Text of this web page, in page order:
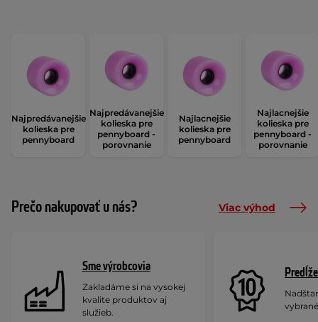
Najpredávanejšie
kolieska pre
pennyboard
Najpredávanejšie
kolieska pre
pennyboard -
porovnanie
Najlacnejšie
kolieska pre
pennyboard
Najlacnejšie
kolieska pre
pennyboard -
porovnanie
Prečo nakupovať u nás? Viac výhod
Sme výrobcovia
Zakladáme si na vysokej
kvalite produktov aj
služieb.